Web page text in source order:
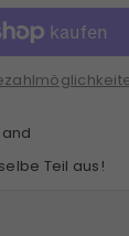
Teil aus!